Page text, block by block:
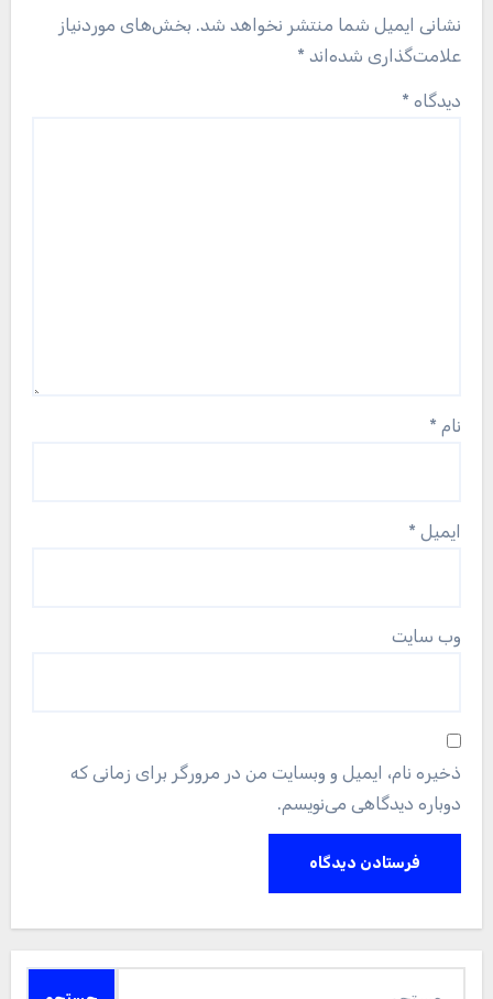
نشانی ایمیل شما منتشر نخواهد شد. بخش‌های موردنیاز
علامت‌گذاری شده‌اند *
دیدگاه *
نام *
ایمیل *
وب‌ سایت
ذخیره نام، ایمیل و وبسایت من در مرورگر برای زمانی که
دوباره دیدگاهی می‌نویسم.